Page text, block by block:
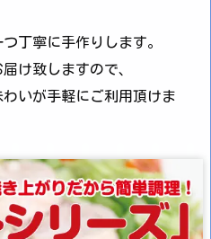
丁寧に手作りします。
け致しますので、
いが手軽にご利用頂けま